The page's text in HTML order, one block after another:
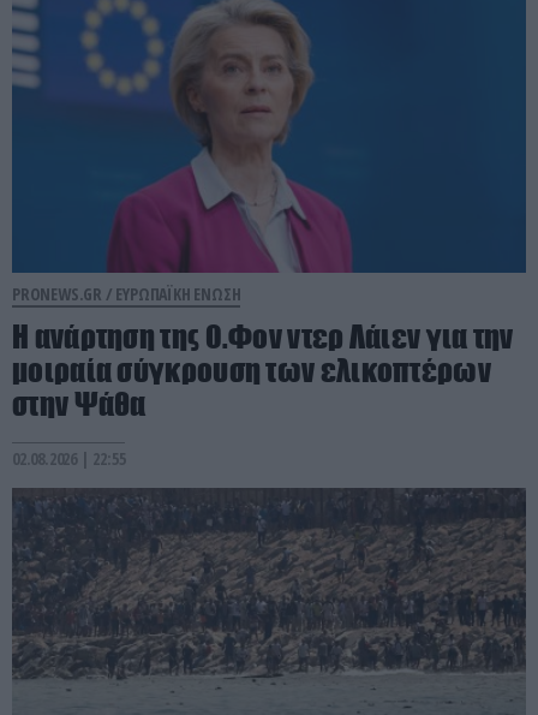
PRONEWS.GR / ΕΥΡΩΠΑΪΚΗ ΕΝΩΣΗ
Η ανάρτηση της Ο.Φον ντερ Λάιεν για την
μοιραία σύγκρουση των ελικοπτέρων
στην Ψάθα
02.08.2026 | 22:55